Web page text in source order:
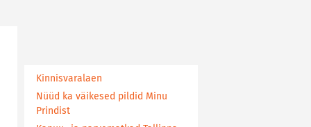
Kinnisvaralaen
Nüüd ka väikesed pildid Minu
Prindist